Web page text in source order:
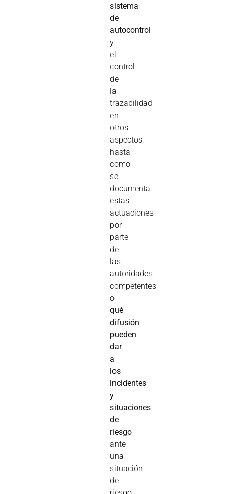
sistema
de
autocontrol
y
el
control
de
la
trazabilidad
en
otros
aspectos,
hasta
como
se
documenta
estas
actuaciones
por
parte
de
las
autoridades
competentes
o
qué
difusión
pueden
dar
a
los
incidentes
y
situaciones
de
riesgo
ante
una
situación
de